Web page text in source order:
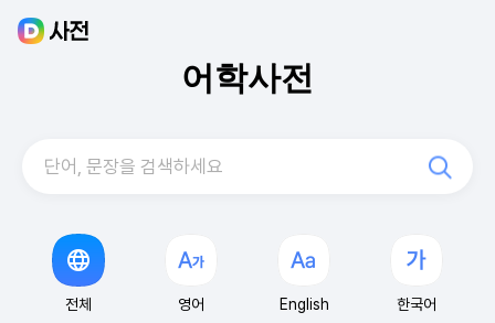
어학사전
단어, 문장을 검색하세요
전체 영어 English 한국어